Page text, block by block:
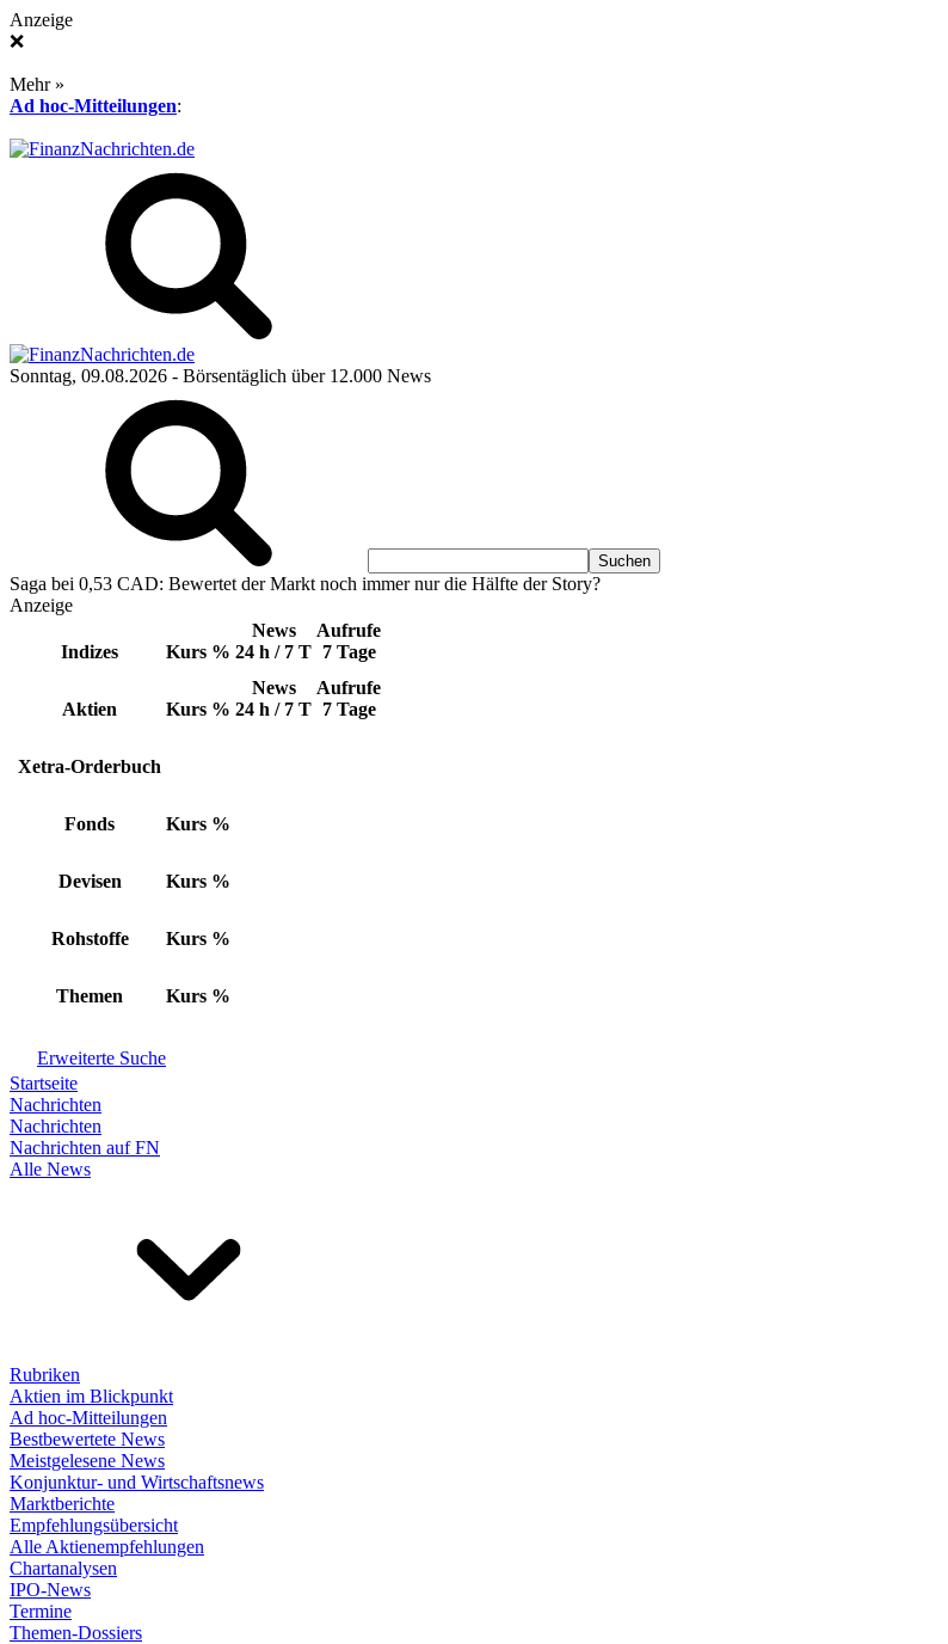
Anzeige
❌
Mehr »
Ad hoc-Mitteilungen:
Sonntag, 09.08.2026 - Börsentäglich über 12.000 News
Saga bei 0,53 CAD: Bewertet der Markt noch immer nur die Hälfte der Story?
Anzeige
Indizes Kurs %
News
24 h / 7 T
Aufrufe
7 Tage
Aktien Kurs %
News
24 h / 7 T
Aufrufe
7 Tage
Xetra-Orderbuch
Fonds Kurs %
Devisen Kurs %
Rohstoffe Kurs %
Themen Kurs %
Erweiterte Suche
Startseite
Nachrichten
Nachrichten
Nachrichten auf FN
Alle News
Rubriken
Aktien im Blickpunkt
Ad hoc-Mitteilungen
Bestbewertete News
Meistgelesene News
Konjunktur- und Wirtschaftsnews
Marktberichte
Empfehlungsübersicht
Alle Aktienempfehlungen
Chartanalysen
IPO-News
Termine
Themen-Dossiers